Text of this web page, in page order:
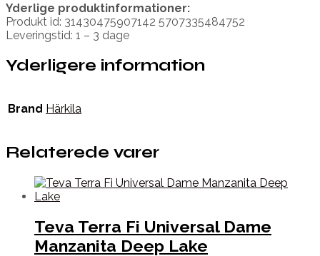
Yderlige produktinformationer:
Produkt id: 31430475907142 5707335484752
Leveringstid: 1 – 3 dage
Yderligere information
Brand Härkila
Relaterede varer
Teva Terra Fi Universal Dame
Manzanita Deep Lake